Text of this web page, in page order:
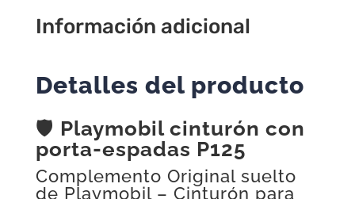
Información adicional
Detalles del producto
🛡️ Playmobil cinturón con
porta‑espadas P125
Complemento Original suelto
de Playmobil – Cinturón para